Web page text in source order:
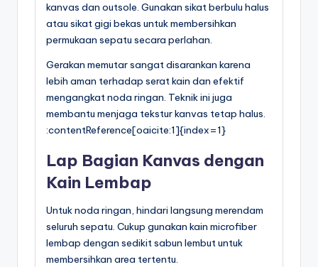
kanvas dan outsole. Gunakan sikat berbulu halus
atau sikat gigi bekas untuk membersihkan
permukaan sepatu secara perlahan.
Gerakan memutar sangat disarankan karena
lebih aman terhadap serat kain dan efektif
mengangkat noda ringan. Teknik ini juga
membantu menjaga tekstur kanvas tetap halus.
:contentReference[oaicite:1]{index=1}
Lap Bagian Kanvas dengan
Kain Lembap
Untuk noda ringan, hindari langsung merendam
seluruh sepatu. Cukup gunakan kain microfiber
lembap dengan sedikit sabun lembut untuk
membersihkan area tertentu.